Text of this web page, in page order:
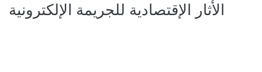
الأثار الإقتصادية للجريمة الإلكترونية